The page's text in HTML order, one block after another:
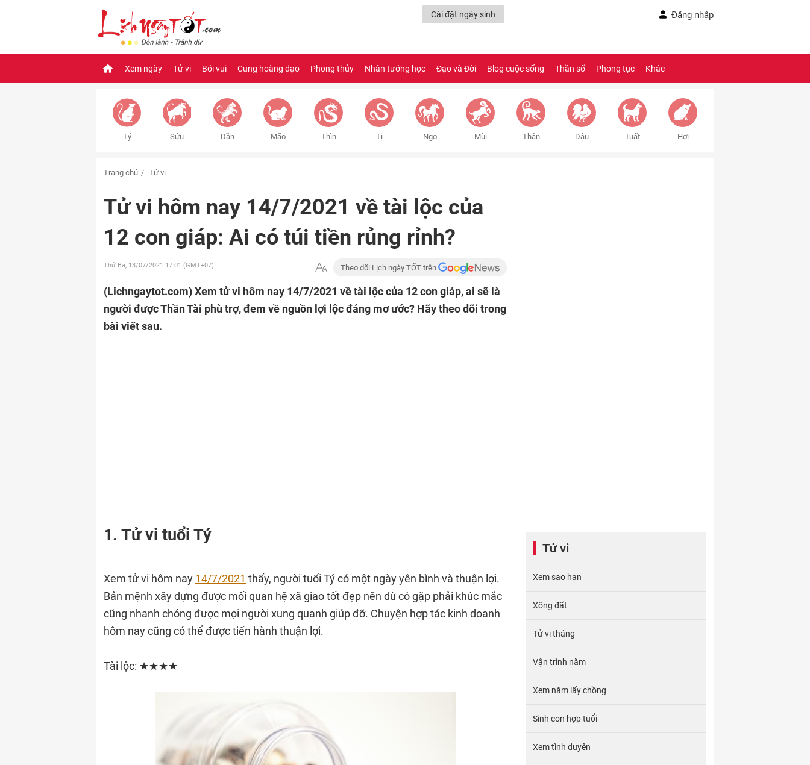
Cài đặt ngày sinh Đăng nhập
Xem ngày Tử vi Bói vui Cung hoàng đạo Phong thủy Nhân tướng học Đạo và Đời Blog cuộc sống Thần số Phong tục Khác
Tý Sửu Dần Mão Thìn Tị Ngọ Mùi Thân Dậu Tuất Hợi
Trang chủ Tử vi
Tử vi hôm nay 14/7/2021 về tài lộc của
12 con giáp: Ai có túi tiền rủng rỉnh?
Thứ Ba, 13/07/2021 17:01 (GMT+07) Theo dõi Lịch ngày TỐT trên
(Lichngaytot.com)Xem tử vi hôm nay 14/7/2021 về tài lộc của 12 con giáp, ai sẽ là
người được Thần Tài phù trợ, đem về nguồn lợi lộc đáng mơ ước? Hãy theo dõi trong
bài viết sau.
1. Tử vi tuổi Tý
Xem tử vi hôm nay 14/7/2021 thấy, người tuổi Tý có một ngày yên bình và thuận lợi.
Bản mệnh xây dựng được mối quan hệ xã giao tốt đẹp nên dù có gặp phải khúc mắc
cũng nhanh chóng được mọi người xung quanh giúp đỡ. Chuyện hợp tác kinh doanh
hôm nay cũng có thể được tiến hành thuận lợi.
Tài lộc: ★★★★
Tử vi
Xem sao hạn
Xông đất
Tử vi tháng
Vận trình năm
Xem năm lấy chồng
Sinh con hợp tuổi
Xem tình duyên